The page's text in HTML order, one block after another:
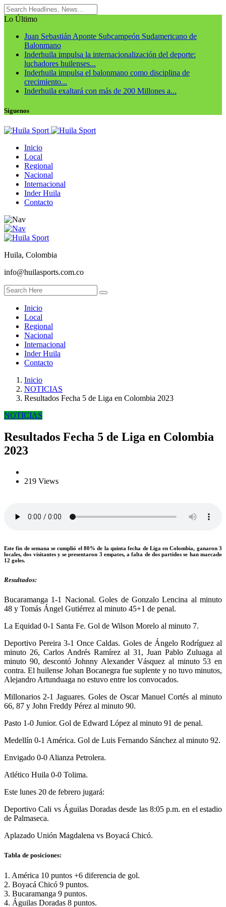
Lo Último
Juan Sebastián Aponte Subcampeón Sudamericano de
Balonmano
Inderhuila impulsa la internacionalización del deporte:
luchadores huilenses...
Inderhuila impulsa el balonmano como disciplina de
crecimiento...
Inderhuila exaltará con más de 200 Millones a...
Síguenos
Inicio
Local
Regional
Nacional
Internacional
Inder Huila
Contacto
Huila, Colombia
info@huilasports.com.co
Inicio
Local
Regional
Nacional
Internacional
Inder Huila
Contacto
Inicio
NOTICIAS
Resultados Fecha 5 de Liga en Colombia 2023
NOTICIAS
Resultados Fecha 5 de Liga en Colombia
2023
219 Views
Este fin de semana se cumplió el 80% de la quinta fecha de Liga en Colombia, ganaron 3
locales, dos visitantes y se presentaron 3 empates, a falta de dos partidos se han marcado
12 goles.
Resultados:
Bucaramanga 1-1 Nacional. Goles de Gonzalo Lencina al minuto
48 y Tomás Ángel Gutiérrez al minuto 45+1 de penal.
La Equidad 0-1 Santa Fe. Gol de Wilson Morelo al minuto 7.
Deportivo Pereira 3-1 Once Caldas. Goles de Ángelo Rodríguez al
minuto 26, Carlos Andrés Ramírez al 31, Juan Pablo Zuluaga al
minuto 90, descontó Johnny Alexander Vásquez al minuto 53 en
contra. El huilense Johan Bocanegra fue suplente y no tuvo minutos,
Alejandro Artunduaga no estuvo entre los convocados.
Millonarios 2-1 Jaguares. Goles de Oscar Manuel Cortés al minuto
66, 87 y John Freddy Pérez al minuto 90.
Pasto 1-0 Junior. Gol de Edward López al minuto 91 de penal.
Medellín 0-1 América. Gol de Luis Fernando Sánchez al minuto 92.
Envigado 0-0 Alianza Petrolera.
Atlético Huila 0-0 Tolima.
Este lunes 20 de febrero jugará:
Deportivo Cali vs Águilas Doradas desde las 8:05 p.m. en el estadio
de Palmaseca.
Aplazado Unión Magdalena vs Boyacá Chicó.
Tabla de posiciones:
1. América 10 puntos +6 diferencia de gol.
2. Boyacá Chicó 9 puntos.
3. Bucaramanga 9 puntos.
4. Águilas Doradas 8 puntos.